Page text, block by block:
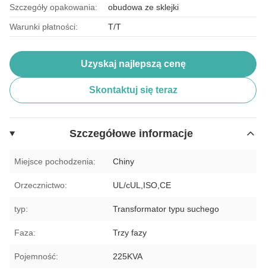
Szczegóły opakowania: obudowa ze sklejki
Warunki płatności: T/T
Uzyskaj najlepszą cenę
Skontaktuj się teraz
Szczegółowe informacje
Miejsce pochodzenia: Chiny
Orzecznictwo: UL/cUL,ISO,CE
typ: Transformator typu suchego
Faza: Trzy fazy
Pojemność: 225KVA